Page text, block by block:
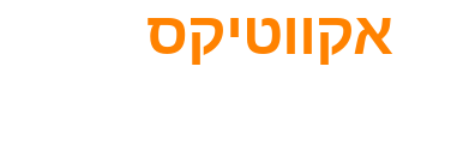
אקווטיקס